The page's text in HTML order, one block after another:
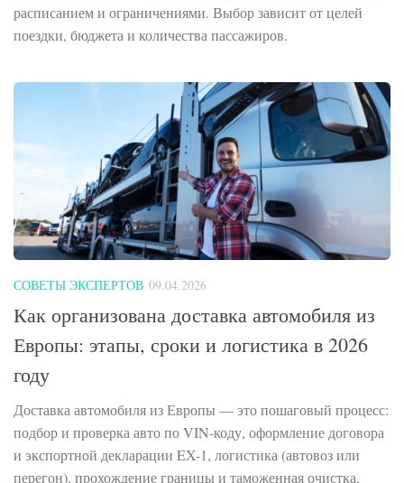
расписанием и ограничениями. Выбор зависит от целей
поездки, бюджета и количества пассажиров.
СОВЕТЫ ЭКСПЕРТОВ 09.04.2026
Как организована доставка автомобиля из
Европы: этапы, сроки и логистика в 2026
году
Доставка автомобиля из Европы — это пошаговый процесс:
подбор и проверка авто по VIN-коду, оформление договора
и экспортной декларации EX-1, логистика (автовоз или
перегон), прохождение границы и таможенная очистка,